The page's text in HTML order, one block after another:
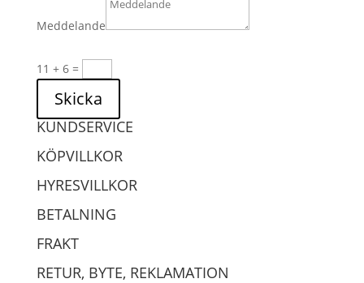
Meddelande
11 + 6=
Skicka
KUNDSERVICE
KÖPVILLKOR
HYRESVILLKOR
BETALNING
FRAKT
RETUR, BYTE, REKLAMATION